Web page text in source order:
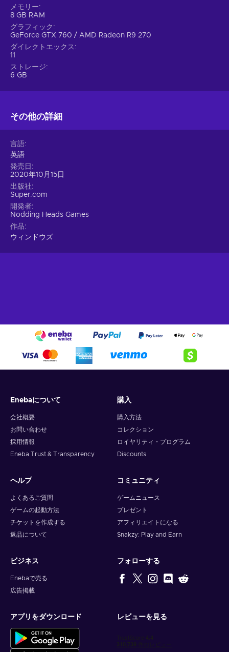
メモリー
8 GB RAM
グラフィック
GeForce GTX 760 / AMD Radeon R9 270
ダイレクトエックス
11
ストレージ
6 GB
その他の詳細
言語
英語
発売日
2020年10月15日
出版社
Super.com
開発者
Nodding Heads Games
作品
ウィンドウズ
Enebaについて
会社概要
お問い合わせ
採用情報
Eneba Trust & Transparency
購入
購入方法
コレクション
ロイヤリティ・プログラム
Discounts
ヘルプ
よくあるご質問
ゲームの起動方法
チケットを作成する
返品について
コミュニティ
ゲームニュース
プレゼント
アフィリエイトになる
Snakzy: Play and Earn
ビジネス
Enebaで売る
広告掲載
フォローする
アプリをダウンロード レビューを見る